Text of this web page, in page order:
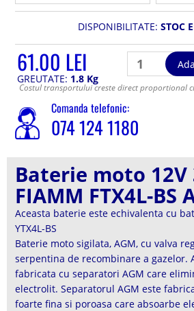
DISPONIBILITATE: STOC
61.00 LEI
GREUTATE: 1.8 Kg
Costul transportului creste direct proportional
Comanda telefonic:
074 124 1180
Baterie moto 12V
FIAMM FTX4L-BS
Aceasta baterie este echivalenta cu
YTX4L-BS
Baterie moto sigilata, AGM, cu valva
serpentina de recombinare a gazelor.
fabricata cu separatori AGM care
electrolit. Separatorul AGM este
foarte fina si poroasa care absoarbe